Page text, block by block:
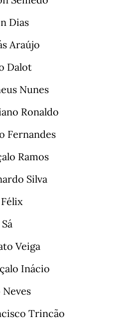
Dias
Araújo
Dalot
Nunes
Ronaldo
Fernandes
Ramos
Silva
Félix
Veiga
Inácio
Neves
Trincão